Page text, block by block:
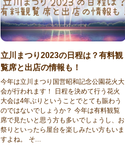
立川まつり2023の日程は？有料観
覧席と出店の情報も！
今年は立川まつり国営昭和記念公園花火大
会が行われます！ 日程を決めて行う花火
大会は4年ぶりということでとても賑わう
のではないでしょうか？ 今年は有料観覧
席で見たいと思う方も多いでしょうし、お
祭りといったら屋台を楽しみたい方もいま
すよね。 そ...